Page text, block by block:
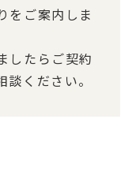
をご案内しま
したらご契約
ください。